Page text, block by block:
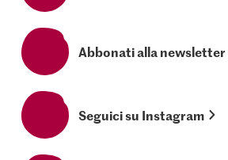
Abbonati alla newsletter
Seguici su Instagram